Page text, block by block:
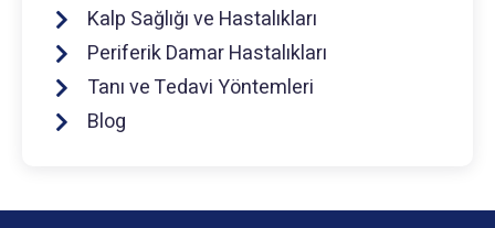
Kalp Sağlığı ve Hastalıkları
Periferik Damar Hastalıkları
Tanı ve Tedavi Yöntemleri
Blog